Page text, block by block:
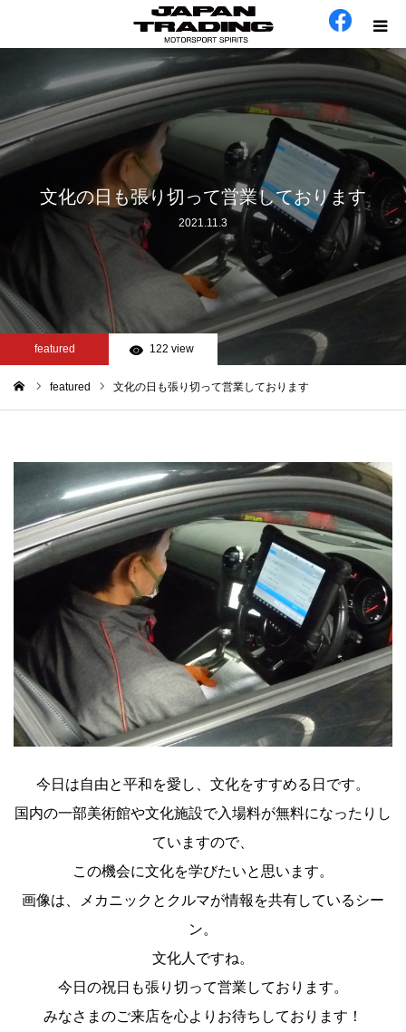
文化の日も張り切って営業しております
2021.11.3
featured 122 view
featured 文化の日も張り切って営業しております
今日は自由と平和を愛し、文化をすすめる日です。
国内の一部美術館や文化施設で入場料が無料になったりし
ていますので、
この機会に文化を学びたいと思います。
画像は、メカニックとクルマが情報を共有しているシー
ン。
文化人ですね。
今日の祝日も張り切って営業しております。
みなさまのご来店を心よりお待ちしております！
ホーム
在庫車
カテゴリー
お問い合わせ